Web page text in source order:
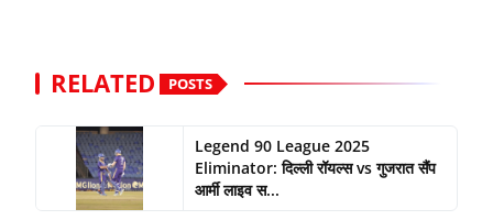
RELATED POSTS
Legend 90 League 2025
Eliminator: दिल्ली रॉयल्स vs गुजरात सैंप
आर्मी लाइव स...